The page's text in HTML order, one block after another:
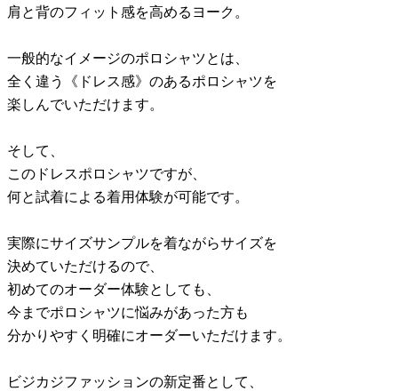
肩と背のフィット感を高めるヨーク。
一般的なイメージのポロシャツとは、
全く違う《ドレス感》のあるポロシャツを
楽しんでいただけます。
そして、
このドレスポロシャツですが、
何と試着による着用体験が可能です。
実際にサイズサンプルを着ながらサイズを
決めていただけるので、
初めてのオーダー体験としても、
今までポロシャツに悩みがあった方も
分かりやすく明確にオーダーいただけます。
ビジカジファッションの新定番として、